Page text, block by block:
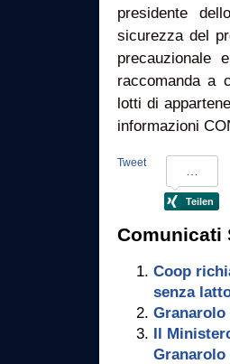
presidente
sicurezza del
precauzionale
raccomanda a
lotti di
informazioni
Tweet
Comunicati
Coop
senza
Il